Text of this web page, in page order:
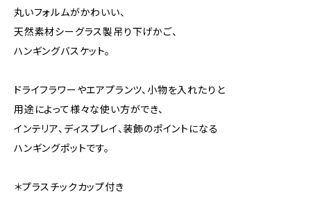
丸いフォルムがかわいい、
天然素材シーグラス製吊り下げかご、
ハンギングバスケット。
ドライフラワーやエアプランツ、小物を入れたりと
用途によって様々な使い方ができ、
インテリア、ディスプレイ、装飾のポイントになる
ハンギングポットです。
＊プラスチックカップ付き